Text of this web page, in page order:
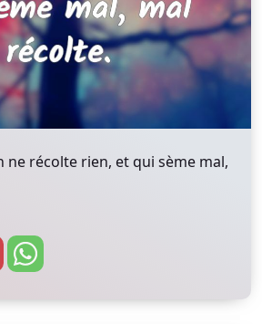
ne récolte rien, et qui sème mal,